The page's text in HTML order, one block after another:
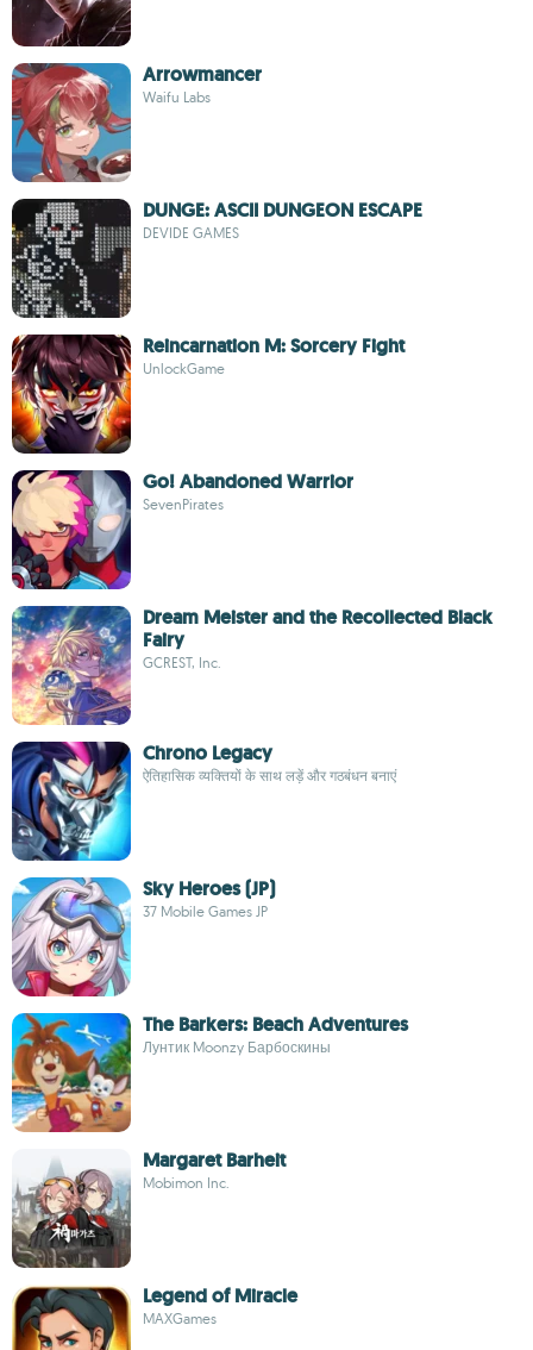
Arrowmancer
Waifu Labs
DUNGE: ASCII DUNGEON ESCAPE
DEVIDE GAMES
Reincarnation M: Sorcery Fight
UnlockGame
Go! Abandoned Warrior
SevenPirates
Dream Meister and the Recollected Black
Fairy
GCREST, Inc.
Chrono Legacy
ऐतिहासिक व्यक्तियों के साथ लड़ें और गठबंधन बनाएं
Sky Heroes (JP)
37 Mobile Games JP
The Barkers: Beach Adventures
Лунтик Moonzy Барбоскины
Margaret Barheit
Mobimon Inc.
Legend of Miracle
MAXGames